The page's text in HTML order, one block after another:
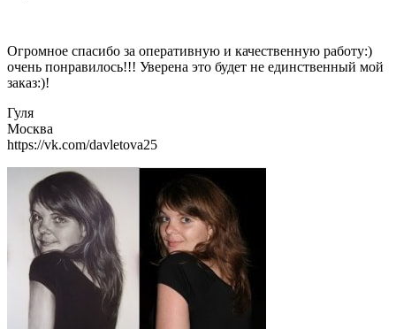
Огромное спасибо за оперативную и качественную работу:)
очень понравилось!!! Уверена это будет не единственный мой
заказ:)!
Гуля
Москва
https://vk.com/davletova25